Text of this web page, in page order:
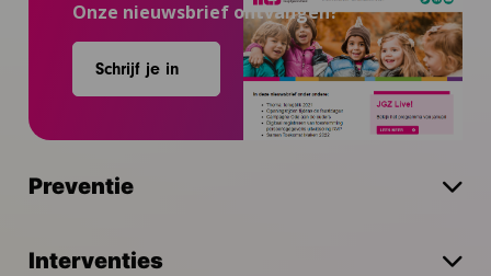
Onze nieuwsbrief ontvangen?
Schrijf je in
Preventie
Interventies